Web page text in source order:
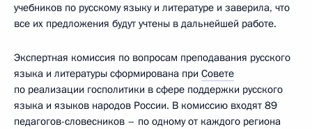
учебников по русскому языку и литературе и заверила, что
все их предложения будут учтены в дальнейшей работе.
Экспертная комиссия по вопросам преподавания русского
языка и литературы сформирована при Совете
по реализации госполитики в сфере поддержки русского
языка и языков народов России. В комиссию входят 89
педагогов-словесников – по одному от каждого региона